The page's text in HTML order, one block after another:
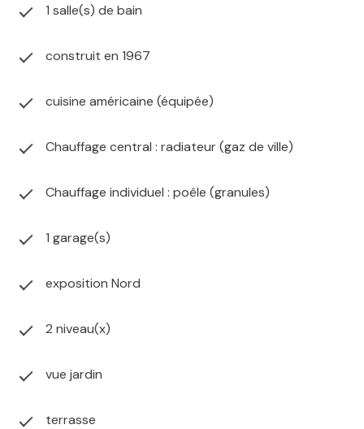
1 salle(s) de bain
construit en 1967
cuisine américaine (équipée)
Chauffage central : radiateur (gaz de ville)
Chauffage individuel : poêle (granules)
1 garage(s)
exposition Nord
2 niveau(x)
vue jardin
terrasse